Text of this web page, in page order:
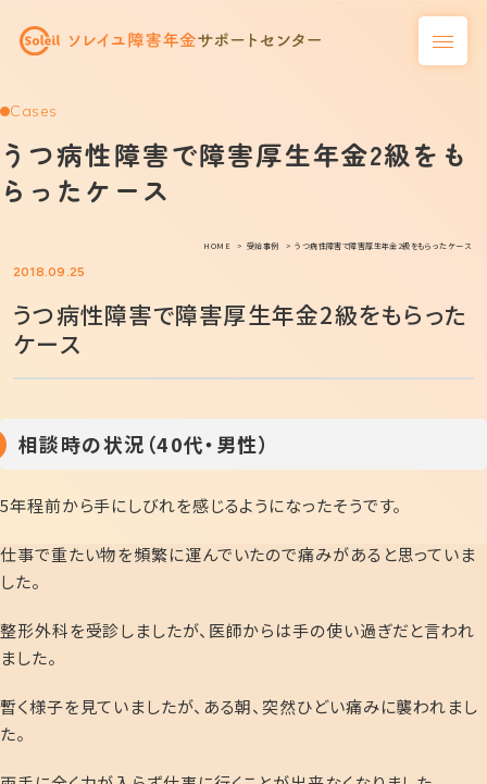
Cases
うつ病性障害で障害厚生年金2級をも
らったケース
HOME 受給事例 うつ病性障害で障害厚生年金2級をもらったケース
2018.09.25
うつ病性障害で障害厚生年金2級をもらった
ケース
相談時の状況（40代・男性）
5年程前から手にしびれを感じるようになったそうです。
仕事で重たい物を頻繁に運んでいたので痛みがあると思っていま
した。
整形外科を受診しましたが、医師からは手の使い過ぎだと言われ
ました。
暫く様子を見ていましたが、ある朝、突然ひどい痛みに襲われまし
た。